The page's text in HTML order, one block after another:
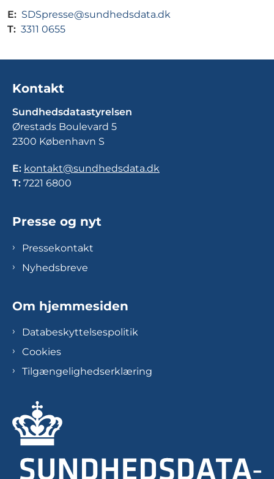
E: SDSpresse@sundhedsdata.dk
T: 3311 0655
Kontakt
Sundhedsdatastyrelsen
Ørestads Boulevard 5
2300 København S
E: kontakt@sundhedsdata.dk
T: 7221 6800
Presse og nyt
Pressekontakt
Nyhedsbreve
Om hjemmesiden
Databeskyttelsespolitik
Cookies
Tilgængelighedserklæring